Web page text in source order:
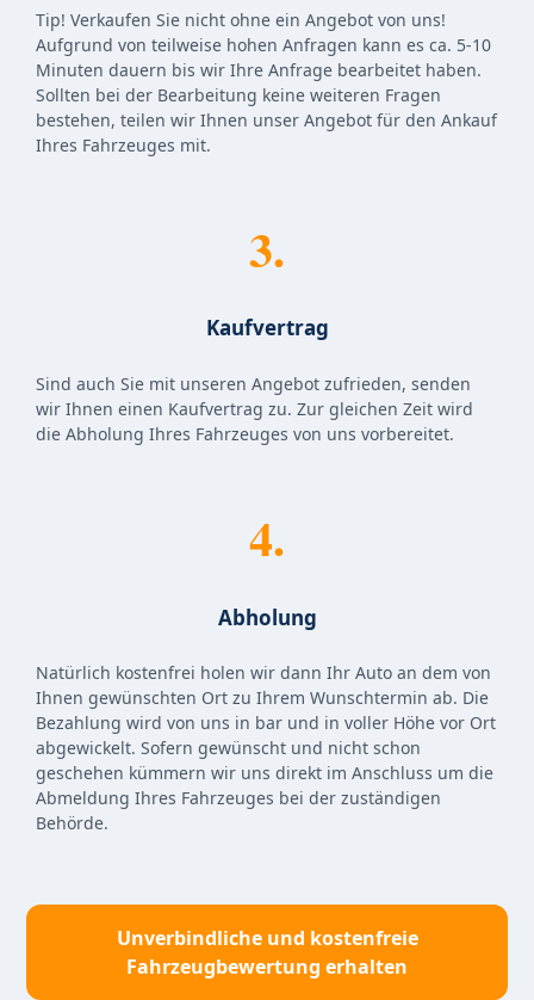
Tip! Verkaufen Sie nicht ohne ein Angebot von uns!
Aufgrund von teilweise hohen Anfragen kann es ca. 5-10
Minuten dauern bis wir Ihre Anfrage bearbeitet haben.
Sollten bei der Bearbeitung keine weiteren Fragen
bestehen, teilen wir Ihnen unser Angebot für den Ankauf
Ihres Fahrzeuges mit.
3.
Kaufvertrag
Sind auch Sie mit unseren Angebot zufrieden, senden
wir Ihnen einen Kaufvertrag zu. Zur gleichen Zeit wird
die Abholung Ihres Fahrzeuges von uns vorbereitet.
4.
Abholung
Natürlich kostenfrei holen wir dann Ihr Auto an dem von
Ihnen gewünschten Ort zu Ihrem Wunschtermin ab. Die
Bezahlung wird von uns in bar und in voller Höhe vor Ort
abgewickelt. Sofern gewünscht und nicht schon
geschehen kümmern wir uns direkt im Anschluss um die
Abmeldung Ihres Fahrzeuges bei der zuständigen
Behörde.
Unverbindliche und kostenfreie
Fahrzeugbewertung erhalten